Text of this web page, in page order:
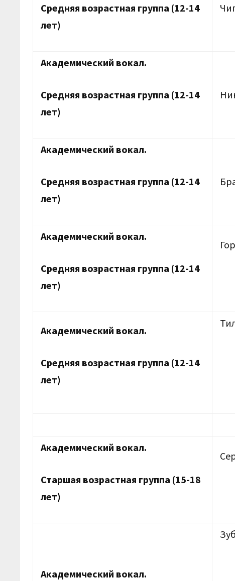
Средняя возрастная группа (12-14
лет)
Академический вокал.
Средняя возрастная группа (12-14
лет)
Академический вокал.
Средняя возрастная группа (12-14
лет)
Академический вокал.
Средняя возрастная группа (12-14
лет)
Академический вокал.
Средняя возрастная группа (12-14
лет)
Академический вокал.
Старшая возрастная группа (15-18
лет)
Академический вокал.